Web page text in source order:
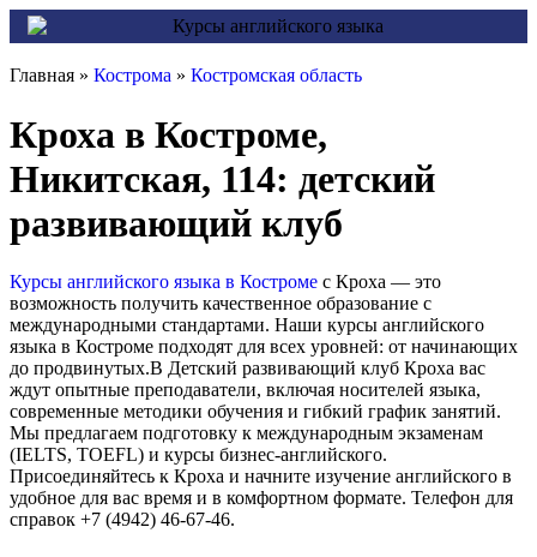
Главная » Кострома » Костромская область
Кроха в Костроме,
Никитская, 114: детский
развивающий клуб
Курсы английского языка в Костроме с Кроха — это
возможность получить качественное образование с
международными стандартами. Наши курсы английского
языка в Костроме подходят для всех уровней: от начинающих
до продвинутых.В Детский развивающий клуб Кроха вас
ждут опытные преподаватели, включая носителей языка,
современные методики обучения и гибкий график занятий.
Мы предлагаем подготовку к международным экзаменам
(IELTS, TOEFL) и курсы бизнес-английского.
Присоединяйтесь к Кроха и начните изучение английского в
удобное для вас время и в комфортном формате. Телефон для
справок +7 (4942) 46-67-46.